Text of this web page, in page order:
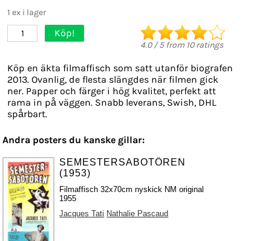
1 ex i lager
1 Köp!
4.0/5from 10ratings
Köp en äkta filmaffisch som satt utanför biografen
2013. Ovanlig, de flesta slängdes när filmen gick
ner. Papper och färger i hög kvalitet, perfekt att
rama in på väggen. Snabb leverans, Swish, DHL
spårbart.
Andra posters du kanske gillar:
SEMESTERSABOTÖREN
(1953)
Filmaffisch 32x70cm nyskick NM original
1955
Jacques Tati Nathalie Pascaud